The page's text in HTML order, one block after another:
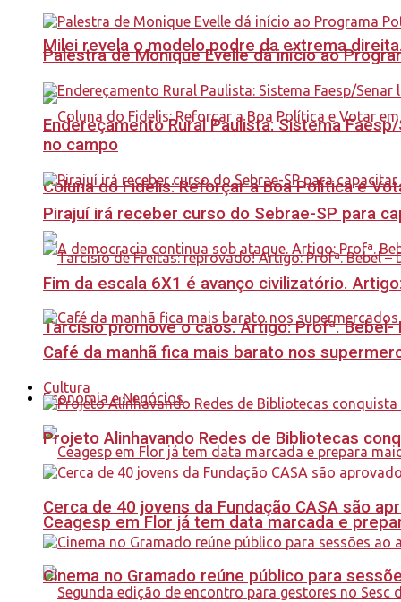
Milei revela o modelo podre da extrema
Coluna do Fidelis: Reforçar a Boa Política e
Tarcísio promove o caos. Artigo: Profª. Bebel-
Economia e Negócios
Ceagesp em Flor já tem data marcada e
Palestra de Monique Evelle dá início ao
Endereçamento Rural Paulista: Sistema
no campo
Pirajuí irá receber curso do Sebrae-SP para
Fim da escala 6X1 é avanço civilizatório.
Café da manhã fica mais barato nos
Cultura
Projeto Alinhavando Redes de Bibliotecas
Cerca de 40 jovens da Fundação CASA são
Cinema no Gramado reúne público para